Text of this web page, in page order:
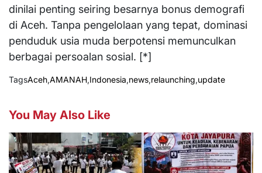
dinilai penting seiring besarnya bonus demografi
di Aceh. Tanpa pengelolaan yang tepat, dominasi
penduduk usia muda berpotensi memunculkan
berbagai persoalan sosial. [*]
TagsAceh,AMANAH,Indonesia,news,relaunching,update
You May Also Like